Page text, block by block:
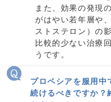
また、効果の発現
がはやい若年層や
ストステロン）の
比較的少ない治療
うです。
プロペシアを服用中
続けるべきですか？